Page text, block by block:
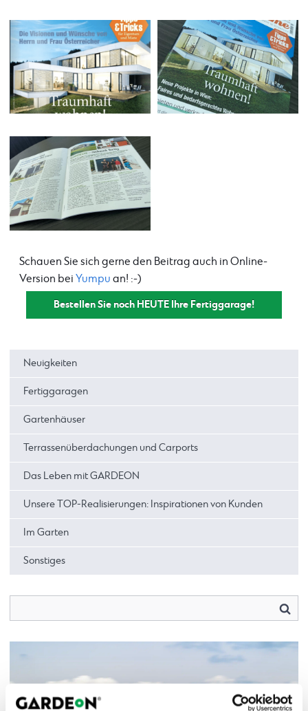
Schauen Sie sich gerne den Beitrag auch in Online-
Version bei Yumpu an! :-)
Bestellen Sie noch HEUTE Ihre Fertiggarage!
Neuigkeiten
Fertiggaragen
Gartenhäuser
Terrassenüberdachungen und Carports
Das Leben mit GARDEON
Unsere TOP-Realisierungen: Inspirationen von Kunden
Im Garten
Sonstiges